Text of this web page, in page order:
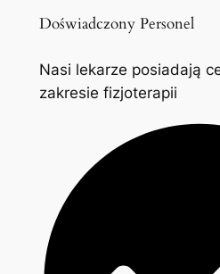
Doświadczony Personel
Nasi lekarze posiadają
zakresie fizjoterapii